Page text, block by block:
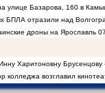
улице Базарова, 160 в
БПЛА отразили над
дроны на Ярославль
Харитоновну Брусенцову
колледжа возглавил